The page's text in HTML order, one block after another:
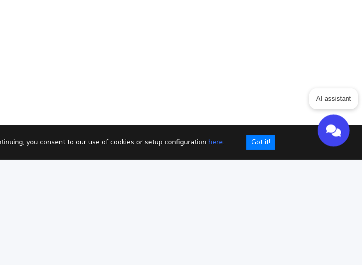
you consent to our use of cookies or setup configuration here. Got it!
Send